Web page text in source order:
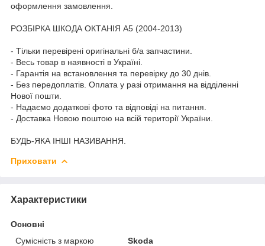
оформлення замовлення.
РОЗБІРКА ШКОДА ОКТАНІЯ A5 (2004-2013)
- Тільки перевірені оригінальні б/а запчастини.
- Весь товар в наявності в Україні.
- Гарантія на встановлення та перевірку до 30 днів.
- Без передоплатів. Оплата у разі отримання на відділенні
Нової пошти.
- Надаємо додаткові фото та відповіді на питання.
- Доставка Новою поштою на всій території України.
БУДЬ-ЯКА ІНШІ НАЗИВАННЯ.
Приховати
Характеристики
Основні
Сумісність з маркою
Skoda